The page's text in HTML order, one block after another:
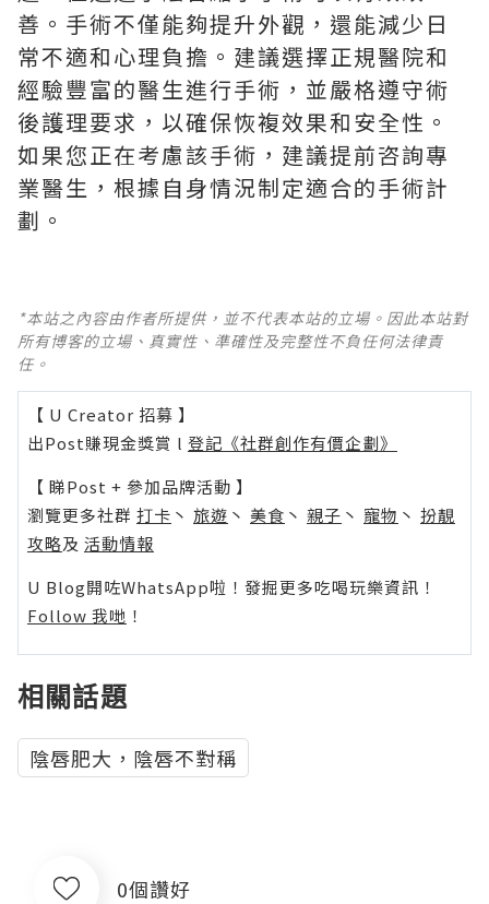
善。手術不僅能夠提升外觀，還能減少日
常不適和心理負擔。建議選擇正規醫院和
經驗豐富的醫生進行手術，並嚴格遵守術
後護理要求，以確保恢複效果和安全性。
如果您正在考慮該手術，建議提前咨詢專
業醫生，根據自身情況制定適合的手術計
劃。
*本站之內容由作者所提供，並不代表本站的立場。因此本站對
所有博客的立場、真實性、準確性及完整性不負任何法律責
任。
【 U Creator 招募 】
出Post賺現金獎賞 l 登記《社群創作有價企劃》
【 睇Post + 參加品牌活動 】
瀏覽更多社群 打卡 丶 旅遊 丶 美食 丶 親子 丶 寵物 丶 扮靚
攻略及 活動情報
U Blog開咗WhatsApp啦！發掘更多吃喝玩樂資訊！
Follow 我哋 ！
相關話題
陰唇肥大，陰唇不對稱
0個讚好